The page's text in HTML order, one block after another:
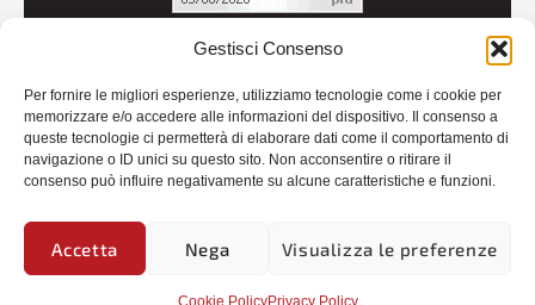
Gestisci Consenso
Per fornire le migliori esperienze, utilizziamo tecnologie come i cookie per
memorizzare e/o accedere alle informazioni del dispositivo. Il consenso a
queste tecnologie ci permetterà di elaborare dati come il comportamento di
navigazione o ID unici su questo sito. Non acconsentire o ritirare il
consenso può influire negativamente su alcune caratteristiche e funzioni.
Accetta Nega Visualizza le preferenze
Cookie PolicyPrivacy Policy
Credits